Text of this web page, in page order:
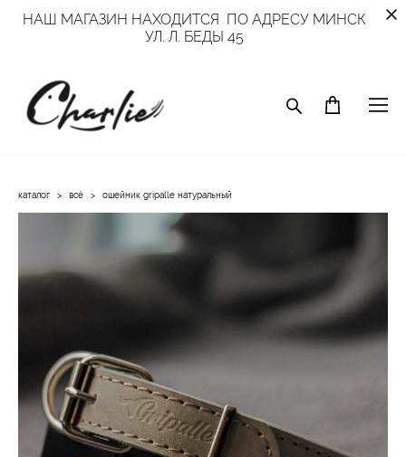
НАШ МАГАЗИН НАХОДИТСЯ ПО АДРЕСУ МИНСК
УЛ. Л. БЕДЫ 45
каталог > всё > ошейник gripalle натуральный